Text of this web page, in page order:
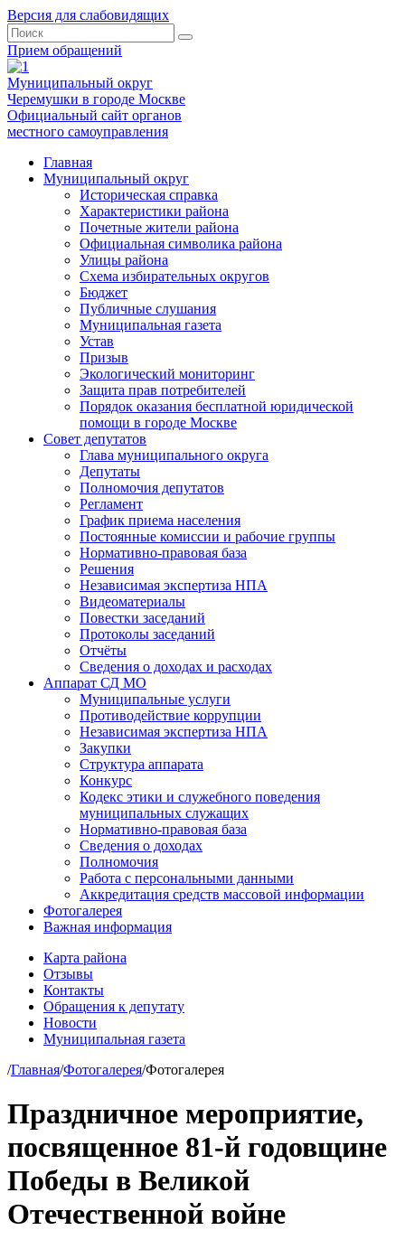
Версия для слабовидящих
Прием обращений
Муниципальный округ
Черемушки в городе Москве
Официальный сайт органов
местного самоуправления
Главная
Муниципальный округ
Историческая справка
Характеристики района
Почетные жители района
Официальная символика района
Улицы района
Схема избирательных округов
Бюджет
Публичные слушания
Муниципальная газета
Устав
Призыв
Экологический мониторинг
Защита прав потребителей
Порядок оказания бесплатной юридической
помощи в городе Москве
Совет депутатов
Глава муниципального округа
Депутаты
Полномочия депутатов
Регламент
График приема населения
Постоянные комиссии и рабочие группы
Нормативно-правовая база
Решения
Независимая экспертиза НПА
Видеоматериалы
Повестки заседаний
Протоколы заседаний
Отчёты
Сведения о доходах и расходах
Аппарат СД МО
Муниципальные услуги
Противодействие коррупции
Независимая экспертиза НПА
Закупки
Структура аппарата
Конкурс
Кодекс этики и служебного поведения
муниципальных служащих
Нормативно-правовая база
Сведения о доходах
Полномочия
Работа с персональными данными
Аккредитация средств массовой информации
Фотогалерея
Важная информация
Карта района
Отзывы
Контакты
Обращения к депутату
Новости
Муниципальная газета
/Главная/Фотогалерея/Фотогалерея
Праздничное мероприятие,
посвященное 81-й годовщине
Победы в Великой
Отечественной войне